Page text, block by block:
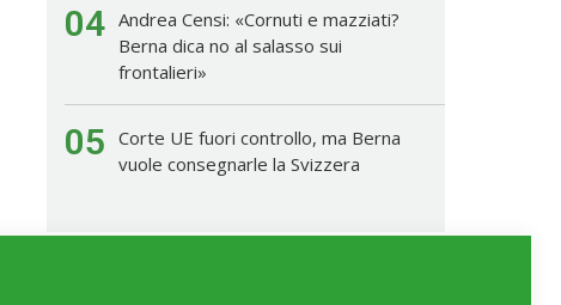
04 Andrea Censi: «Cornuti e mazziati?
Berna dica no al salasso sui
frontalieri»
05 Corte UE fuori controllo, ma Berna
vuole consegnarle la Svizzera